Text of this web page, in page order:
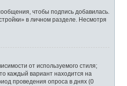
чтобы подпись добавилась.
в личном разделе. Несмотря
от используемого стиля;
каждый вариант находится на
проведения опроса в днях (0